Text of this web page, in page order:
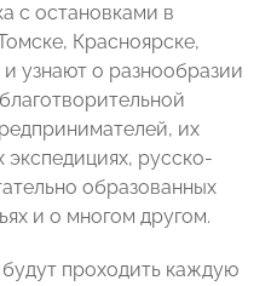
с остановками в
Красноярске,
и узнают о разнообразии
их
экспедициях, русско-
образованных
и о многом другом.
проходить каждую